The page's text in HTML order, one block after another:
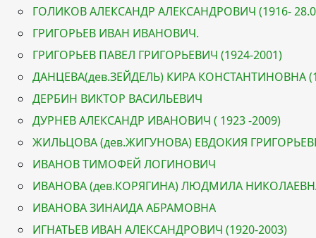
ГОЛИКОВ АЛЕКСАНДР АЛЕКСАНДРОВИЧ (1916-
ГРИГОРЬЕВ ИВАН ИВАНОВИЧ.
ГРИГОРЬЕВ ПАВЕЛ ГРИГОРЬЕВИЧ (1924-2001)
ДАНЦЕВА(дев.ЗЕЙДЕЛЬ) КИРА КОНСТАНТИНОВНА
ДЕРБИН ВИКТОР ВАСИЛЬЕВИЧ
ДУРНЕВ АЛЕКСАНДР ИВАНОВИЧ ( 1923 -2009)
ЖИЛЬЦОВА (дев.ЖИГУНОВА) ЕВДОКИЯ
ИВАНОВ ТИМОФЕЙ ЛОГИНОВИЧ
ИВАНОВА (дев.КОРЯГИНА) ЛЮДМИЛА
ИВАНОВА ЗИНАИДА АБРАМОВНА
ИГНАТЬЕВ ИВАН АЛЕКСАНДРОВИЧ (1920-2003)